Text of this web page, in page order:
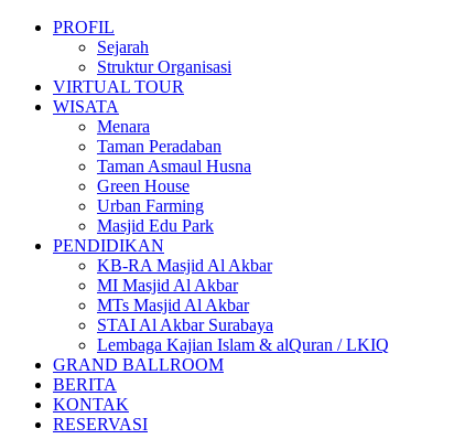
PROFIL
Sejarah
Struktur Organisasi
VIRTUAL TOUR
WISATA
Menara
Taman Peradaban
Taman Asmaul Husna
Green House
Urban Farming
Masjid Edu Park
PENDIDIKAN
KB-RA Masjid Al Akbar
MI Masjid Al Akbar
MTs Masjid Al Akbar
STAI Al Akbar Surabaya
Lembaga Kajian Islam & alQuran / LKIQ
GRAND BALLROOM
BERITA
KONTAK
RESERVASI